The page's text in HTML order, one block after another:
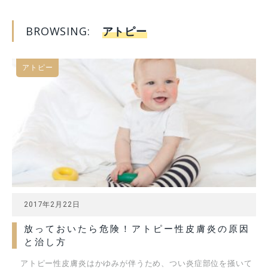
BROWSING: アトピー
アトピー
2017年2月22日
放っておいたら危険！アトピー性皮膚炎の原因
と治し方
アトピー性皮膚炎はかゆみが伴うため、つい炎症部位を掻いて